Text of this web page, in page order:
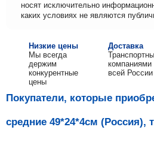
носят исключительно
каких условиях не являются
Низкие цены
Мы всегда
держим
конкурентные
цены
Доставка
компаниями
всей России
Покупатели, которые
средние 49*24*4см (Россия),